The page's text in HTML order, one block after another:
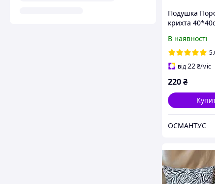
Подушка
крихта
В наявності
від 22 ₴/міс
220₴
ОСМАНТУС